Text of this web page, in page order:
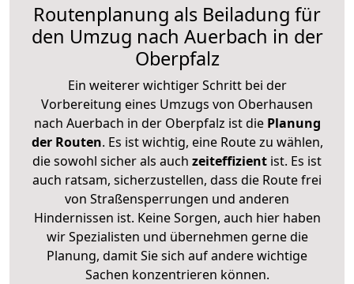
Routenplanung als Beiladung für
den Umzug nach Auerbach in der
Oberpfalz
Ein weiterer wichtiger Schritt bei der
Vorbereitung eines Umzugs von Oberhausen
nach Auerbach in der Oberpfalz ist diePlanung
der Routen. Es ist wichtig, eine Route zu wählen,
die sowohl sicher als auch zeiteffizient ist. Es ist
auch ratsam, sicherzustellen, dass die Route frei
von Straßensperrungen und anderen
Hindernissen ist. Keine Sorgen, auch hier haben
wir Spezialisten und übernehmen gerne die
Planung, damit Sie sich auf andere wichtige
Sachen konzentrieren können.